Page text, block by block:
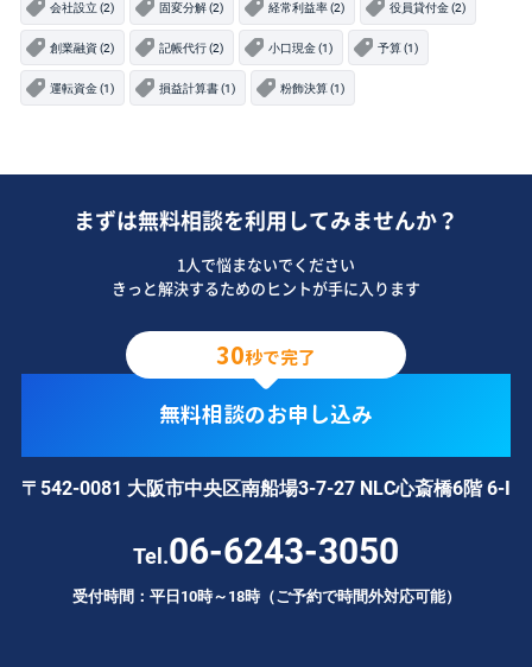
会社設立 (2) 固変分解 (2) 経常利益率 (2) 役員貸付金 (2)
創業融資 (2) 記帳代行 (2) 小口現金 (1) 予算 (1)
運転資金 (1) 損益計算書 (1) 粉飾決算 (1)
まずは無料相談を利用してみませんか？
1人で悩まないでください
きっと解決するためのヒントが手に入ります
30秒で完了
無料相談のお申し込み
〒542-0081 大阪市中央区南船場3-7-27 NLC心斎橋6階 6-I
Tel.06-6243-3050
受付時間：平日10時～18時（ご予約で時間外対応可能）